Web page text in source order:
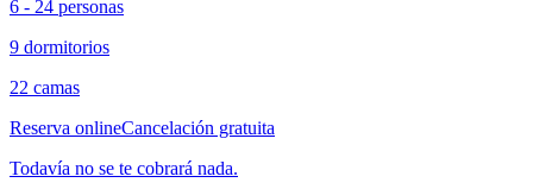
6 - 24 personas
9 dormitorios
22 camas
Reserva onlineCancelación gratuita
Todavía no se te cobrará nada.